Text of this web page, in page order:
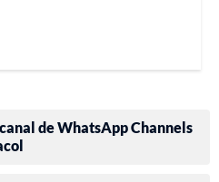
de WhatsApp Channels